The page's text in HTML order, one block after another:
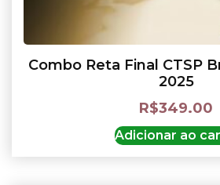
Combo Reta Final CTSP
2025
R$349.00
Adicionar ao